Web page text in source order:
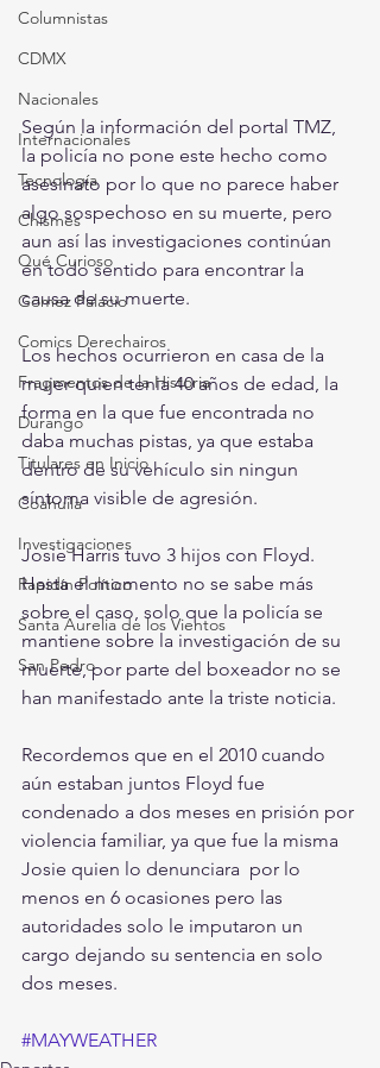
Columnistas
CDMX
Nacionales
Internacionales
Tecnología
Chismes
Qué Curioso
Gómez Palacio
Comics Derechairos
Fragmentos de la Historia
Durango
Titulares en Inicio
Coahuila
Investigaciones
Rapidín Político
Santa Aurelia de los Vientos
San Pedro
Según la información del portal TMZ,
la policía no pone este hecho como
asesinato por lo que no parece haber
algo sospechoso en su muerte, pero
aun así las investigaciones continúan
en todo sentido para encontrar la
causa de su muerte.
Los hechos ocurrieron en casa de la
mujer quien tenia 40 años de edad, la
forma en la que fue encontrada no
daba muchas pistas, ya que estaba
dentro de su vehículo sin ningun
síntoma visible de agresión.
Josie Harris tuvo 3 hijos con Floyd.
Hasta el momento no se sabe más
sobre el caso, solo que la policía se
mantiene sobre la investigación de su
muerte, por parte del boxeador no se
han manifestado ante la triste noticia.
Recordemos que en el 2010 cuando
aún estaban juntos Floyd fue
condenado a dos meses en prisión por
violencia familiar, ya que fue la misma
Josie quien lo denunciara  por lo
menos en 6 ocasiones pero las
autoridades solo le imputaron un
cargo dejando su sentencia en solo
dos meses.
#MAYWEATHER